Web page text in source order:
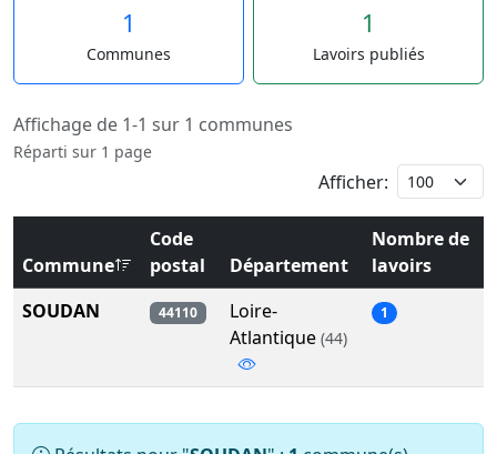
1
Communes
1
Lavoirs publiés
Affichage de 1-1 sur 1 communes
Réparti sur 1 page
Afficher:
Commune
Code
postal
Département
Nombre de
lavoirs
SOUDAN
44110
Loire-
Atlantique (44)
1